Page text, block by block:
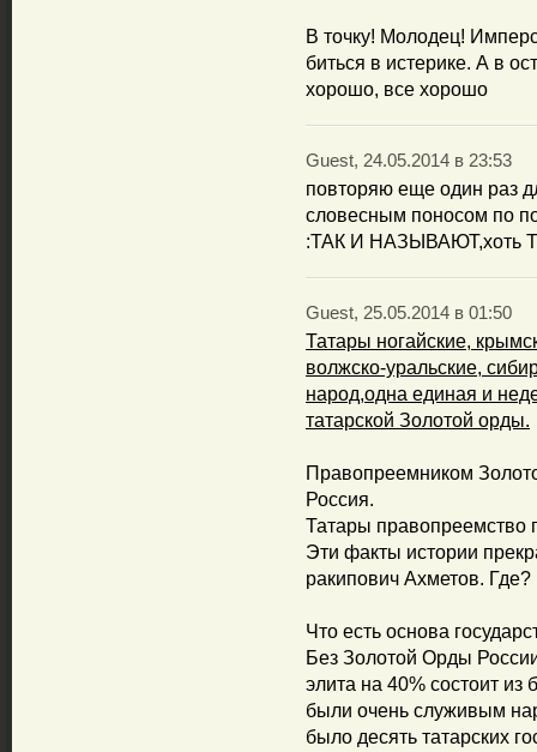
В точку! Молодец!
биться в истерике. А в
хорошо, все хорошо
Guest, 24.05.2014 в 23:53
повторяю еще один раз
словесным поносом по
:ТАК И НАЗЫВАЮТ,хоть
Guest, 25.05.2014 в 01:50
Татары ногайские,
волжско-уральские,
народ,одна единая и
татарской Золотой орды.
Правопреемником
Россия.
Татары правопреемство
Эти факты истории
ракипович Ахметов. Где?
Что есть основа
Без Золотой Орды
элита на 40% состоит
были очень служивым
было десять татарских